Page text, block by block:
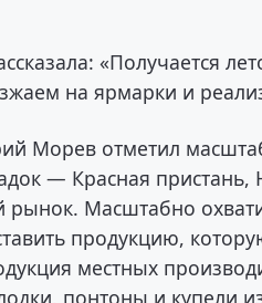
«Получается
на ярмарки и
Морев отметил
— Красная пристань,
Масштабно
продукцию,
местных
понтоны и купели